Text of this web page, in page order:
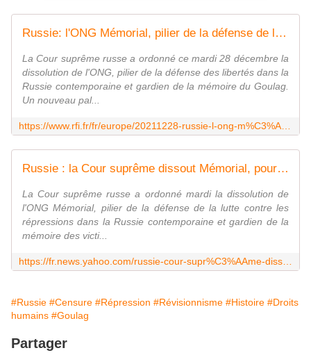
Russie: l'ONG Mémorial, pilier de la défense de la lutte contre les répressions, dissoute
La Cour suprême russe a ordonné ce mardi 28 décembre la
dissolution de l'ONG, pilier de la défense des libertés dans la
Russie contemporaine et gardien de la mémoire du Goulag.
Un nouveau pal...
Russie : la Cour suprême dissout Mémorial, pourfendeur des crimes d'Etat
La Cour suprême russe a ordonné mardi la dissolution de
l'ONG Mémorial, pilier de la défense de la lutte contre les
répressions dans la Russie contemporaine et gardien de la
mémoire des victi...
#Russie #Censure #Répression #Révisionnisme #Histoire #Droits
humains #Goulag
Partager